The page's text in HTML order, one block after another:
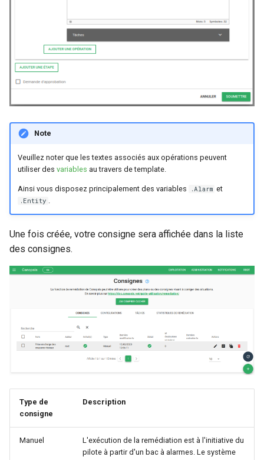
Note
Veuillez noter que les textes associés aux opérations peuvent
utiliser des variables au travers de template.
Ainsi vous disposez principalement des variables .Alarm et
.Entity .
Une fois créée, votre consigne sera affichée dans la liste
des consignes.
Type de
consigne
Description
Manuel
L'exécution de la remédiation est à l'initiative du
pilote à partir d'un bac à alarmes. Le système